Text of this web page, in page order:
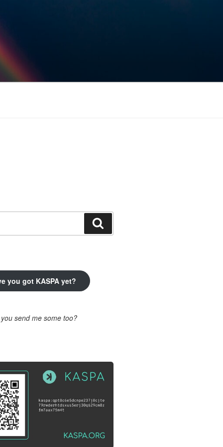
you got KASPA yet?
you send me some too?